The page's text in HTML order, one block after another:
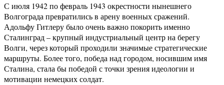
С июля 1942 по февраль 1943 окрестности нынешнего
Волгограда превратились в арену военных сражений.
Адольфу Гитлеру было очень важно покорить именно
Сталинград – крупный индустриальный центр на берегу
Волги, через который проходили значимые стратегические
маршруты. Более того, победа над городом, носившим имя
Сталина, стала бы победой с точки зрения идеологии и
мотивации немецких солдат.